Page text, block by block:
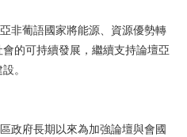
非葡語國家將能源、資源優勢轉
的可持續發展，繼續支持論壇亞
。
政府長期以來為加強論壇與會國